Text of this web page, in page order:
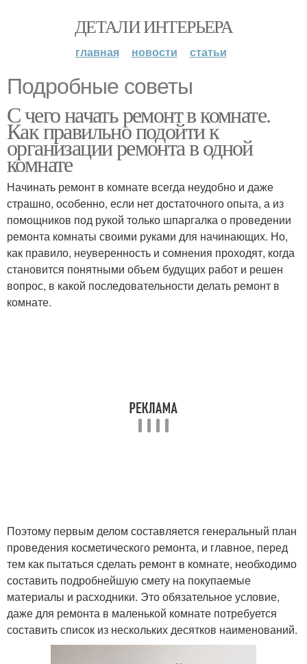
ДЕТАЛИ ИНТЕРЬЕРА
главная новости статьи
Подробные советы
С чего начать ремонт в комнате.
Как правильно подойти к
организации ремонта в одной
комнате
Начинать ремонт в комнате всегда неудобно и даже
страшно, особенно, если нет достаточного опыта, а из
помощников под рукой только шпаргалка о проведении
ремонта комнаты своими руками для начинающих. Но,
как правило, неуверенность и сомнения проходят, когда
становится понятными объем будущих работ и решен
вопрос, в какой последовательности делать ремонт в
комнате.
Поэтому первым делом составляется генеральный план
проведения косметического ремонта, и главное, перед
тем как пытаться сделать ремонт в комнате, необходимо
составить подробнейшую смету на покупаемые
материалы и расходники. Это обязательное условие,
даже для ремонта в маленькой комнате потребуется
составить список из нескольких десятков наименований.